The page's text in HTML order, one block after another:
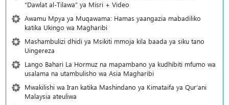
“Dawlat al-Tilawa” ya Misri + Video
Awamu Mpya ya Muqawama: Hamas yaangazia mabadiliko
katika Ukingo wa Magharibi
Mashambulizi dhidi ya Msikiti mmoja kila baada ya siku tano
Uingereza
Lango Bahari La Hormuz na mapambano ya kudhibiti mfumo wa
usalama na utambulisho wa Asia Magharibi
Mwakilishi wa Iran katika Mashindano ya Kimataifa ya Qur’ani
Malaysia ateuliwa